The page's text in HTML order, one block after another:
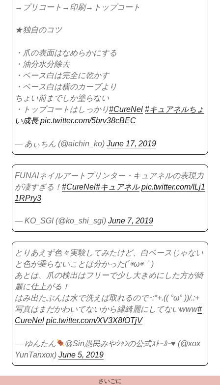
→プリコート→印刷→トップコート
★独自のコツ
・爪の表面はなめらかにする
・油分水分除去
・ベース白は完全に乾かす
・ベース白は横のカーブより
ちょい前までしか塗らない
・トップコートはしっかり#CureNel #キュアネルちょ
い成長 pic.twitter.com/5brv38cBEC
— あぃちん (@aichin_ko) June 17, 2019
FUNAIネイルアートプリンター・キュアネルの表現力
が凄すぎる！ #CureNel#キュアネル pic.twitter.com/ILj1
1RPry3
— KO_SGI (@ko_shi_sgi) June 7, 2019
とりあえず色々実験してみたけど、白ベースじゃない
と色が乗らないことは分かった(´◉ω◉｀)
あとは、爪の検出はフリーで少し大きめにした方が綺
麗に仕上がる！
はみ出たぶんは水で洗えば取れるので･:*+.(( °ω° ))/.:+
写真はまだかわいてないから縁綺麗にしてないwww#
CureNel pic.twitter.com/XV3X8fOTjV
— ゆんたん @Sin愚民みやｼｬﾝの公式ｽﾄｰｶｰ♥ (@xox
YunTanxox) June 5, 2019
さいごに